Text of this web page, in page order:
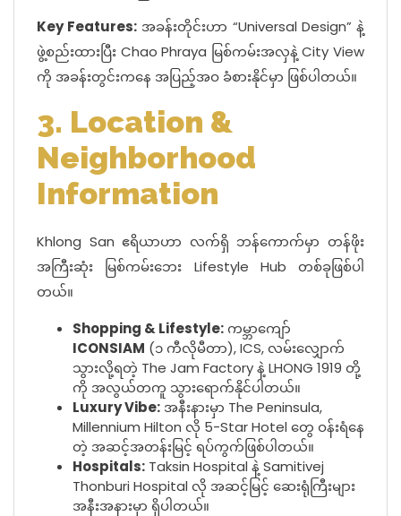
Key Features: အခန်းတိုင်းဟာ “Universal Design” နဲ့
ဖွဲ့စည်းထားပြီး Chao Phraya မြစ်ကမ်းအလှနဲ့ City View
ကို အခန်းတွင်းကနေ အပြည့်အဝ ခံစားနိုင်မှာ ဖြစ်ပါတယ်။
3. Location &
Neighborhood
Information
Khlong San ဧရိယာဟာ လက်ရှိ ဘန်ကောက်မှာ တန်ဖိုး
အကြီးဆုံး မြစ်ကမ်းဘေး Lifestyle Hub တစ်ခုဖြစ်ပါ
တယ်။
Shopping & Lifestyle: ကမ္ဘာကျော်
ICONSIAM (၁ ကီလိုမီတာ), ICS, လမ်းလျှောက်
သွားလို့ရတဲ့ The Jam Factory နဲ့ LHONG 1919 တို့
ကို အလွယ်တကူ သွားရောက်နိုင်ပါတယ်။
Luxury Vibe: အနီးနားမှာ The Peninsula,
Millennium Hilton လို 5-Star Hotel တွေ ဝန်းရံနေ
တဲ့ အဆင့်အတန်းမြင့် ရပ်ကွက်ဖြစ်ပါတယ်။
Hospitals: Taksin Hospital နဲ့ Samitivej
Thonburi Hospital လို အဆင့်မြင့် ဆေးရုံကြီးများ
အနီးအနားမှာ ရှိပါတယ်။